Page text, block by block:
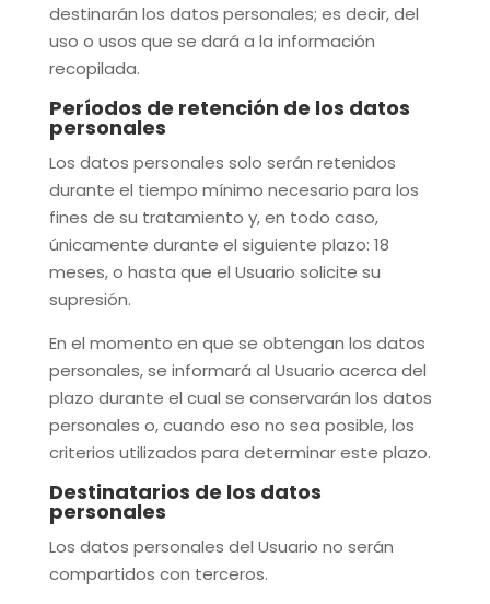
destinarán los datos personales; es decir, del
uso o usos que se dará a la información
recopilada.
Períodos de retención de los datos
personales
Los datos personales solo serán retenidos
durante el tiempo mínimo necesario para los
fines de su tratamiento y, en todo caso,
únicamente durante el siguiente plazo: 18
meses, o hasta que el Usuario solicite su
supresión.
En el momento en que se obtengan los datos
personales, se informará al Usuario acerca del
plazo durante el cual se conservarán los datos
personales o, cuando eso no sea posible, los
criterios utilizados para determinar este plazo.
Destinatarios de los datos
personales
Los datos personales del Usuario no serán
compartidos con terceros.